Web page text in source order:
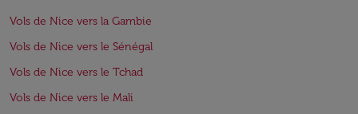
Vols de Nice vers la Gambie
Vols de Nice vers le Sénégal
Vols de Nice vers le Tchad
Vols de Nice vers le Mali